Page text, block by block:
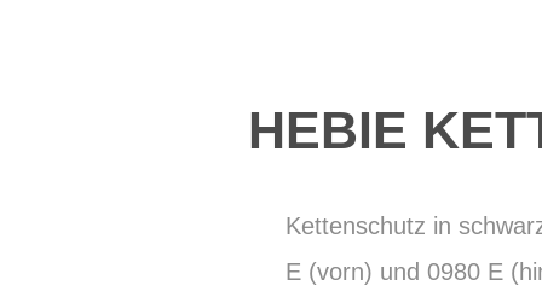
HEBIE
Kettenschutz in
E (vorn) und 0980 E